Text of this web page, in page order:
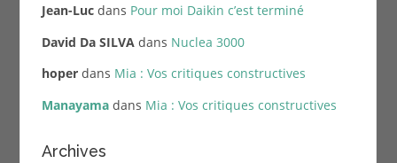
Jean-Lucdans Pour moi Daikin c’est terminé
David Da SILVA dans Nuclea 3000
hoperdans Mia : Vos critiques constructives
Manayamadans Mia : Vos critiques constructives
Archives